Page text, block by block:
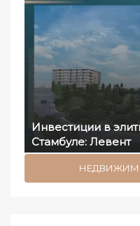
Инвестиции в
Стамбуле: Левент